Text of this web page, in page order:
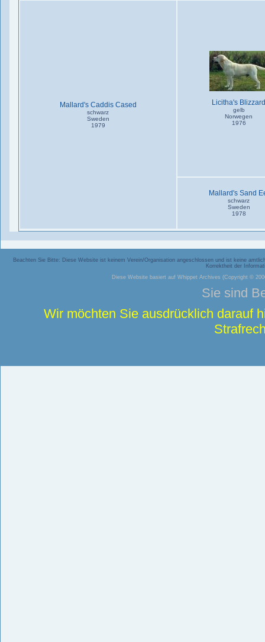
Mallard's Caddis Cased
schwarz
Sweden
1979
Licitha's Blizzard
gelb
Norwegen
1976
Mallard's Sand
schwarz
Sweden
1978
Beachten Sie Bitte: Diese Website ist keinem Verein/Organisation angeschlossen und ist keine
Korrektheit der
Diese Website basiert auf Whippet Archives (Copyright ©
Sie sind
Wir möchten Sie ausdrücklich darauf